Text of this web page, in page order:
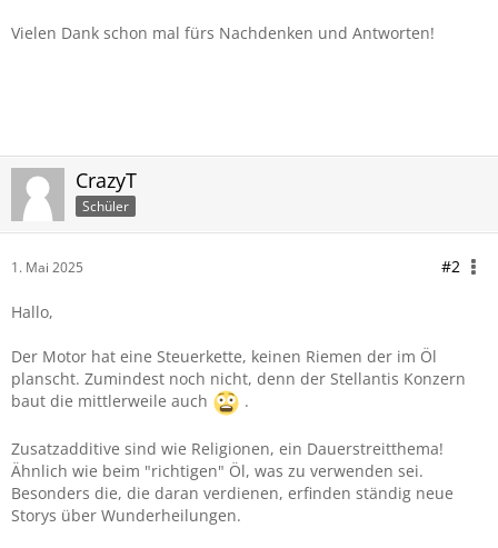
Vielen Dank schon mal fürs Nachdenken und Antworten!
CrazyT
Schüler
1. Mai 2025 #2
Hallo,
Der Motor hat eine Steuerkette, keinen Riemen der im Öl
planscht. Zumindest noch nicht, denn der Stellantis Konzern
baut die mittlerweile auch
.
Zusatzadditive sind wie Religionen, ein Dauerstreitthema!
Ähnlich wie beim "richtigen" Öl, was zu verwenden sei.
Besonders die, die daran verdienen, erfinden ständig neue
Storys über Wunderheilungen.